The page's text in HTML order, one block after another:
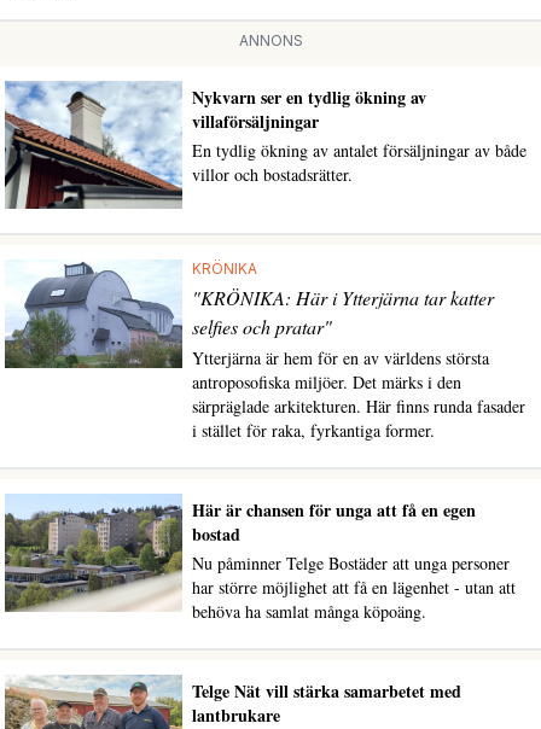
ANNONS
Nykvarn ser en tydlig ökning av
villaförsäljningar
En tydlig ökning av antalet försäljningar av både
villor och bostadsrätter.
KRÖNIKA
"KRÖNIKA: Här i Ytterjärna tar katter
selfies och pratar"
Ytterjärna är hem för en av världens största
antroposofiska miljöer. Det märks i den
särpräglade arkitekturen. Här finns runda fasader
i stället för raka, fyrkantiga former.
Här är chansen för unga att få en egen
bostad
Nu påminner Telge Bostäder att unga personer
har större möjlighet att få en lägenhet - utan att
behöva ha samlat många köpoäng.
Telge Nät vill stärka samarbetet med
lantbrukare